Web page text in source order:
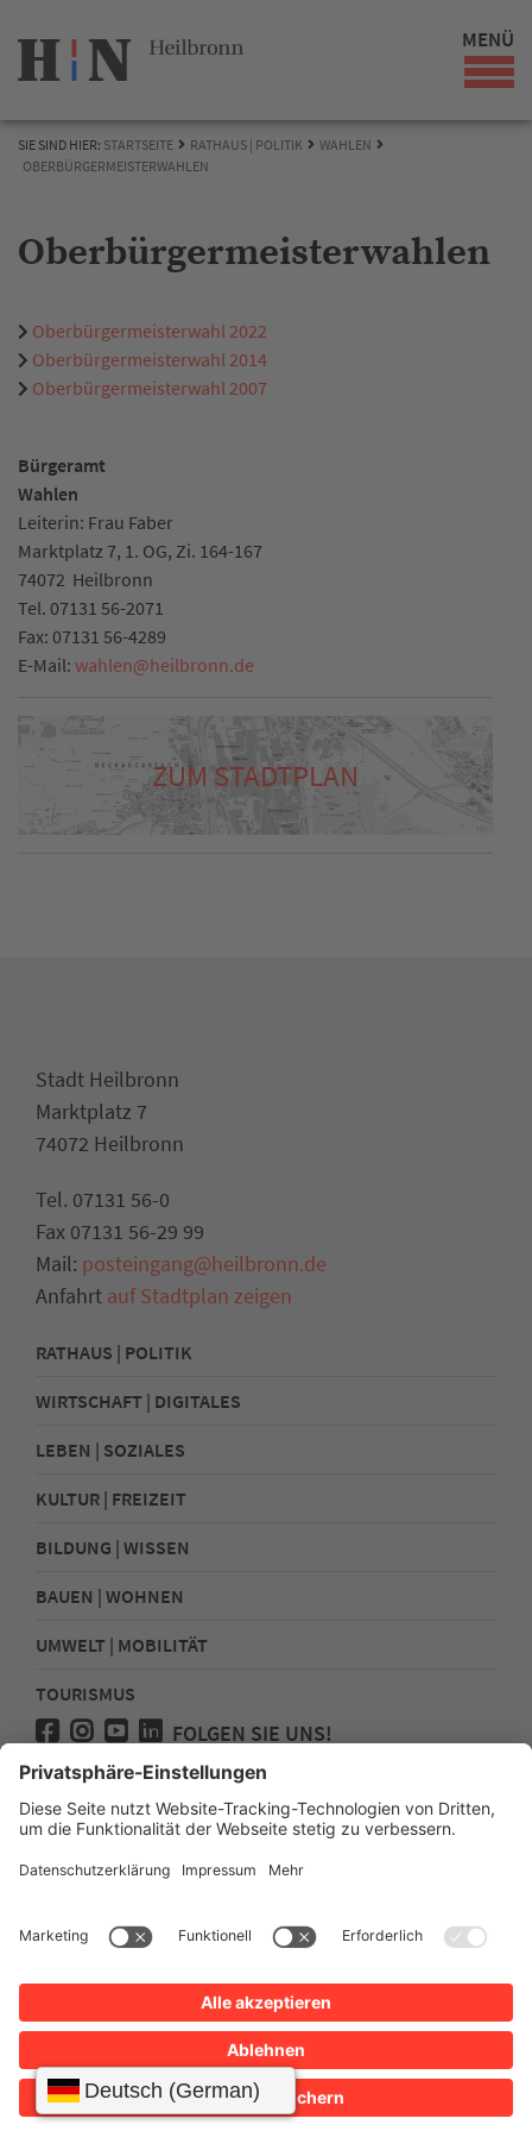
MENÜ
SIE SIND HIER: STARTSEITE RATHAUS | POLITIK
WAHLEN
OBERBÜRGERMEISTERWAHLEN
Oberbürgermeisterwahlen
Oberbürgermeisterwahl 2022
Oberbürgermeisterwahl 2014
Oberbürgermeisterwahl 2007
Bürgeramt
Wahlen
Leiterin: Frau Faber
Marktplatz 7, 1. OG, Zi. 164-167
74072 Heilbronn
Tel. 07131 56-2071
Fax: 07131 56-4289
E-Mail: wahlen@heilbronn.de
ZUM STADTPLAN
Stadt Heilbronn
Marktplatz 7
74072 Heilbronn
Tel. 07131 56-0
Fax 07131 56-29 99
Mail: posteingang@heilbronn.de
Anfahrt auf Stadtplan zeigen
RATHAUS | POLITIK
WIRTSCHAFT | DIGITALES
LEBEN | SOZIALES
KULTUR | FREIZEIT
BILDUNG | WISSEN
BAUEN | WOHNEN
UMWELT | MOBILITÄT
TOURISMUS
FOLGEN SIE UNS!
Presse
Kontakt
Impressum
Sitemap